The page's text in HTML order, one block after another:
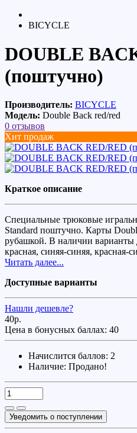
BICYCLE
DOUBLE
(поштучно)
Производитель: BICYCLE
Модель: Double Back red/red
0 отзывов
Хит продаж
Краткое описание
Специальные трюковые
Standard поштучно. Карты
рубашкой. В наличии варианты
красная, синяя-синяя,
Читать далее...
Доступные варианты
Нашли дешевле?
40р.
Цена в бонусных баллах: 40
Начислится баллов: 2
Наличие: Продано!
Уведомить о поступлении